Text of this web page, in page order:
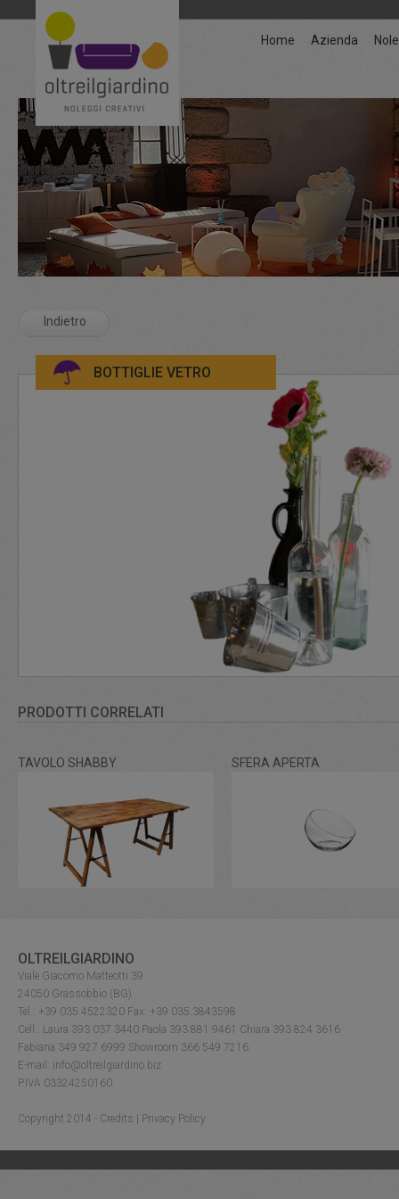
Home Azienda
Indietro
BOTTIGLIE VETRO
PRODOTTI CORRELATI
TAVOLO SHABBY SFERA APERTA
OLTREILGIARDINO
Viale Giacomo Matteotti 39
24050 Grassobbio (BG)
Tel.: +39 035.4522320 Fax: +39 035.3843598
Cell.: Laura 393 037 3440 Paola 393 881 9461 Chiara 393 824 3616
Fabiana 349 927 6999 Showroom 366 549 7216
E-mail: info@oltreilgiardino.biz
P.IVA 03324250160
Copyright 2014 - Credits Privacy Policy